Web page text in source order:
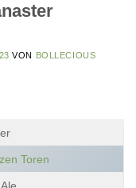
VON BOLLECIOUS
Toren